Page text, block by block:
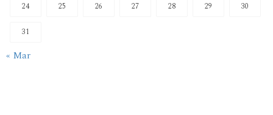
24 25 26 27 28 29 30
31
« Mar